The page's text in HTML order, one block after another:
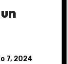
7, 2024